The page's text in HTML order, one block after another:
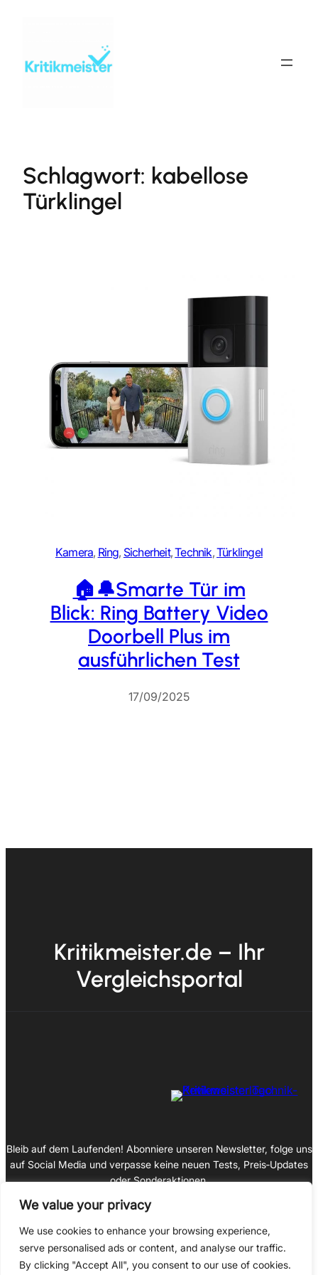
We value your privacy
We use cookies to enhance your browsing experience,
serve personalised ads or content, and analyse our traffic.
By clicking "Accept All", you consent to our use of cookies.
Schlagwort: kabellose
Türklingel
Kamera, Ring, Sicherheit, Technik, Türklingel
🏠🔔Smarte Tür im
Blick: Ring Battery Video
Doorbell Plus im
ausführlichen Test
17/09/2025
Kritikmeister.de – Ihr
Vergleichsportal
Bleib auf dem Laufenden! Abonniere unseren Newsletter, folge uns
auf Social Media und verpasse keine neuen Tests, Preis‑Updates
oder Sonderaktionen.
Impressum
Datenschutz